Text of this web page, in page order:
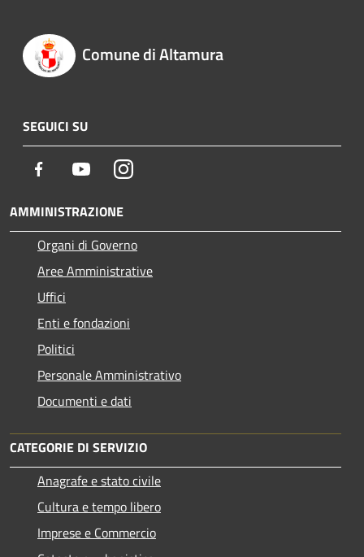
Comune di Altamura
SEGUICI SU
Facebook YoutubeInstagram
AMMINISTRAZIONE
Organi di Governo
Aree Amministrative
Uffici
Enti e fondazioni
Politici
Personale Amministrativo
Documenti e dati
CATEGORIE DI SERVIZIO
Anagrafe e stato civile
Cultura e tempo libero
Imprese e Commercio